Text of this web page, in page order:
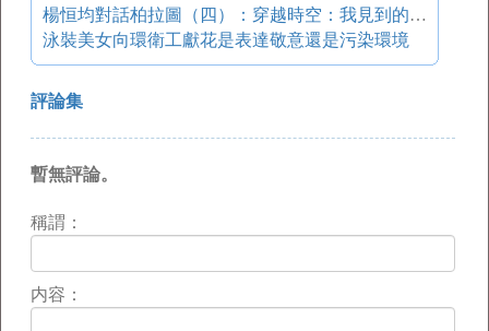
楊恒均對話柏拉圖（四）：穿越時空：我見到的未來中國
泳裝美女向環衛工獻花是表達敬意還是污染環境
評論集
暫無評論。
稱謂：
内容：